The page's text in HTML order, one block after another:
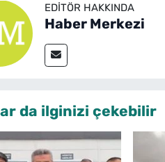
EDITÖR HAKKINDA
Haber Merkezi
da ilginizi çekebilir